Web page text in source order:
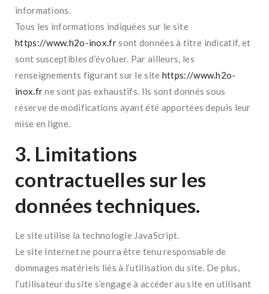
informations.
Tous les informations indiquées sur le site
https://www.h2o-inox.frsont données à titre indicatif, et
sont susceptibles d’évoluer. Par ailleurs, les
renseignements figurant sur le site https://www.h2o-
inox.frne sont pas exhaustifs. Ils sont donnés sous
réserve de modifications ayant été apportées depuis leur
mise en ligne.
3. Limitations
contractuelles sur les
données techniques.
Le site utilise la technologie JavaScript.
Le site Internet ne pourra être tenu responsable de
dommages matériels liés à l’utilisation du site. De plus,
l’utilisateur du site s’engage à accéder au site en utilisant